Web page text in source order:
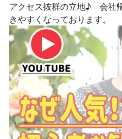
アクセス抜群の立地♪ 会社
きやすくなっております。